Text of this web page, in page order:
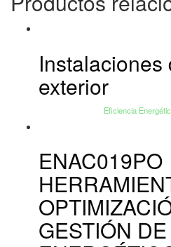
exterior
Eficiencia
ENAC019PO
GESTIÓN